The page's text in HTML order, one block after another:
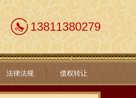
13811380279
法律法规 债权转让